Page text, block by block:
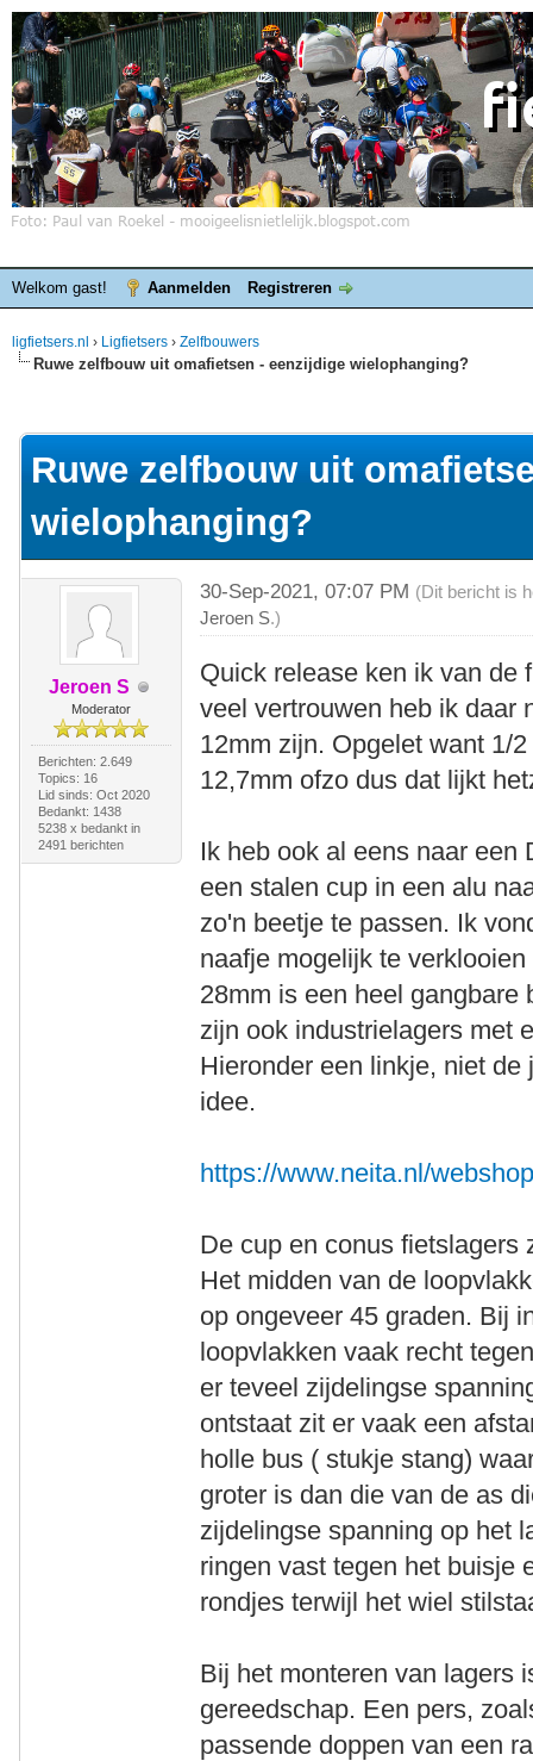
Welkom gast! Aanmelden Registreren
ligfietsers.nl › Ligfietsers › Zelfbouwers
Ruwe zelfbouw uit omafietsen - eenzijdige wielophanging?
Ruwe zelfbouw uit
wielophanging?
Jeroen S
Moderator
Berichten: 2.649
Topics: 16
Lid sinds: Oct 2020
Bedankt: 1438
5238 x bedankt in
2491 berichten
30-Sep-2021, 07:07 PM (Dit bericht is
Jeroen S.)
Quick release ken ik van de
veel vertrouwen heb ik daar
12mm zijn. Opgelet want 1/
12,7mm ofzo dus dat lijkt
Ik heb ook al eens naar een
een stalen cup in een alu
zo'n beetje te passen. Ik
naafje mogelijk te
28mm is een heel gangbare
zijn ook industrielagers met
Hieronder een linkje, niet
idee.
https://www.neita.nl/
De cup en conus fietslagers
Het midden van de
op ongeveer 45 graden. Bij
loopvlakken vaak recht
er teveel zijdelingse
ontstaat zit er vaak een
holle bus ( stukje stang)
groter is dan die van de as
zijdelingse spanning op het
ringen vast tegen het buisje
rondjes terwijl het wiel
Bij het monteren van lagers
gereedschap. Een pers,
passende doppen van een